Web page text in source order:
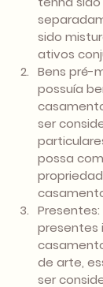
sido
ativos
Bens pré-
possuía
ser
possa
presentes
de arte,
ser